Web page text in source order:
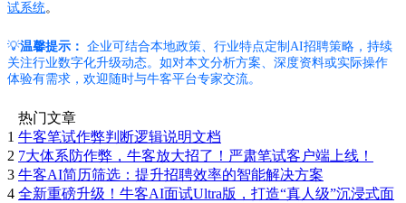
试系统。
💡温馨提示： 企业可结合本地政策、行业特点定制AI招聘策略，持续
关注行业数字化升级动态。如对本文分析方案、深度资料或实际操作
体验有需求，欢迎随时与牛客平台专家交流。
热门文章
1 牛客笔试作弊判断逻辑说明文档
2 7大体系防作弊，牛客放大招了！严肃笔试客户端上线！
3 牛客AI简历筛选：提升招聘效率的智能解决方案
4 全新重磅升级！牛客AI面试Ultra版，打造“真人级”沉浸式面